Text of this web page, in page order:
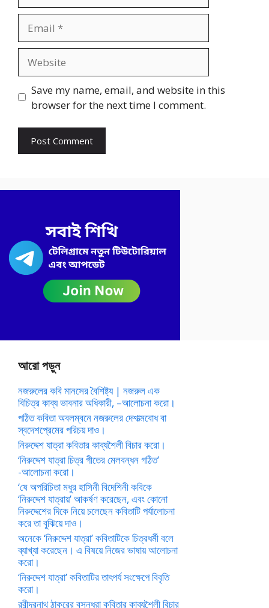
Save my name, email, and website in this
browser for the next time I comment.
আরো পড়ুন
নজরুলের কবি মানসের বৈশিষ্ট্য | নজরুল এক
বিচিত্র কাব্য ভাবনার অধিকারী, –আলোচনা করো।
পঠিত কবিতা অবলম্বনে নজরুলের দেশাত্মবোধ বা
স্বদেশপ্রেমের পরিচয় দাও।
নিরুদ্দেশ যাত্রা কবিতার কাব্যশৈলী বিচার করো।
‘নিরুদ্দেশ যাত্রা চিত্র গীতের মেলবন্ধন গঠিত’
-আলোচনা করো।
‘ষে অপরিচিতা মধুর হাসিনী বিদেশিনী কবিকে
‘নিরুদ্দেশ যাত্রায়’ আকর্ষণ করেছেন, এবং কোনো
নিরুদ্দেশের দিকে নিয়ে চলেছেন কবিতাটি পর্যালোচনা
করে তা বুঝিয়ে দাও।
অনেকে ‘নিরুদ্দেশ যাত্রা’ কবিতাটিকে চিত্রধর্মী বলে
ব্যাখ্যা করেছেন। এ বিষয়ে নিজের ভাষায় আলোচনা
করো।
‘নিরুদ্দেশ যাত্রা’ কবিতাটির তাৎপর্য সংক্ষেপে বিবৃতি
করো।
রবীন্দ্রনাথ ঠাকুরের বসুন্ধরা কবিতার কাব্যশৈলী বিচার